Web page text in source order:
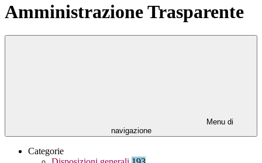
Amministrazione Trasparente
Menu di
navigazione
Categorie